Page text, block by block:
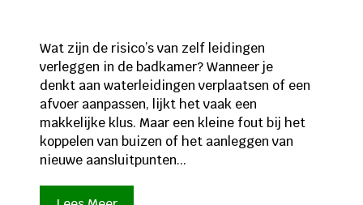
Wat zijn de risico’s van zelf leidingen
verleggen in de badkamer? Wanneer je
denkt aan waterleidingen verplaatsen of een
afvoer aanpassen, lijkt het vaak een
makkelijke klus. Maar een kleine fout bij het
koppelen van buizen of het aanleggen van
nieuwe aansluitpunten...